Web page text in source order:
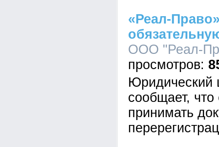
«Реал-
ООО "Реал-
Юридический
сообщает,
принимать